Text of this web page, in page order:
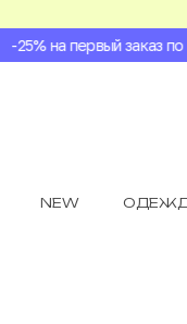
-25% на первый заказ по
NEW